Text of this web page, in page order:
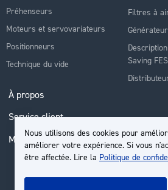
Nous utilisons des cookies pour
améliorer votre expérience. Si vous
être affectée. Lire la Politique de
Préhenseurs
Moteurs et servovariateurs
Positionneurs
Technique du vide
Filtres à
Saving
À propos
Service client
Mon compte